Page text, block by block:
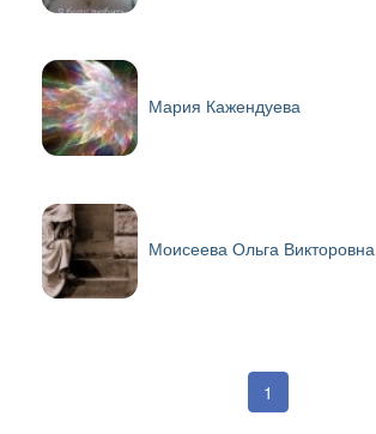
Мария Кажендуева
Моисеева Ольга Викторовна
1